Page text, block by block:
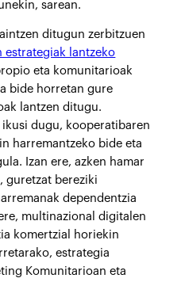
sarean.
ditugun zerbitzuen
estrategiak lantzeko
eta komunitarioak
bide horretan gure
lantzen ditugu.
dugu, kooperatibaren
harremantzeko bide eta
Izan ere, azken hamar
guretzat bereziki
dependentzia
multinazional digitalen
komertzial horiekin
estrategia
Komunitarioan eta